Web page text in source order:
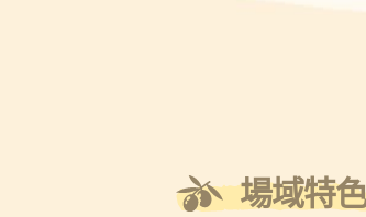
場域特